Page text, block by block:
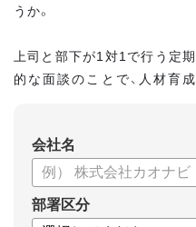
うか。
上司と部下が1対1で行う定期
的な面談のことで、人材育成
こちらの資料では、
・1on1とは何か？
・1on1の基本的なやり方
会社名
部署区分